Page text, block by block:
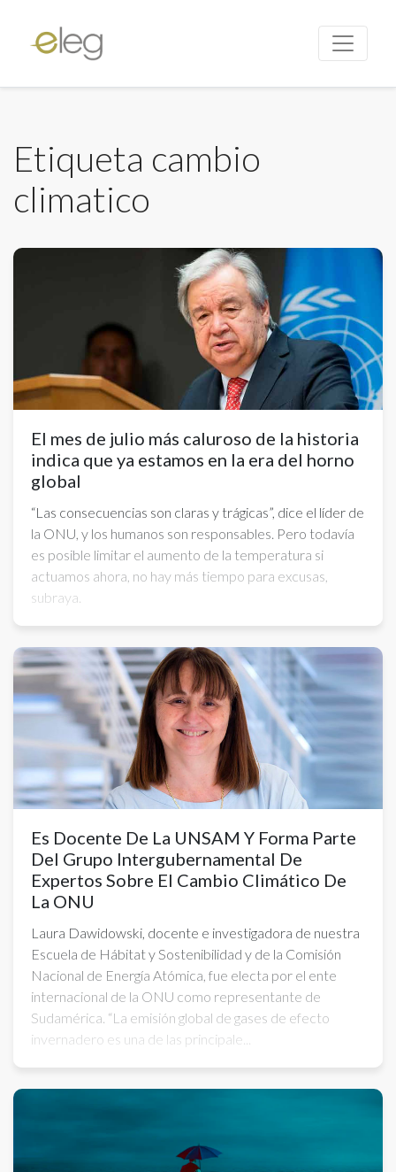
Etiqueta cambio
climatico
El mes de julio más caluroso de la historia
indica que ya estamos en la era del horno
global
“Las consecuencias son claras y trágicas”, dice el líder de
la ONU, y los humanos son responsables. Pero todavía
es posible limitar el aumento de la temperatura si
actuamos ahora, no hay más tiempo para excusas,
subraya.
Es Docente De La UNSAM Y Forma Parte
Del Grupo Intergubernamental De
Expertos Sobre El Cambio Climático De
La ONU
Laura Dawidowski, docente e investigadora de nuestra
Escuela de Hábitat y Sostenibilidad y de la Comisión
Nacional de Energía Atómica, fue electa por el ente
internacional de la ONU como representante de
Sudamérica. “La emisión global de gases de efecto
invernadero es una de las principale...